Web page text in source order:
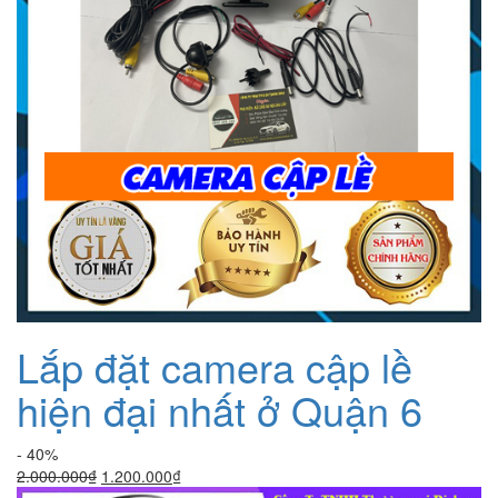
Lắp đặt camera cập lề
hiện đại nhất ở Quận 6
- 40%
2.000.000₫ Giá
1.200.000₫Giá